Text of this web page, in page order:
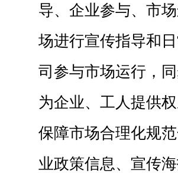
导、企业参与、市
场进行宣传指导和
司参与市场运行，
为企业、工人提供
保障市场合理化规
业政策信息、宣传